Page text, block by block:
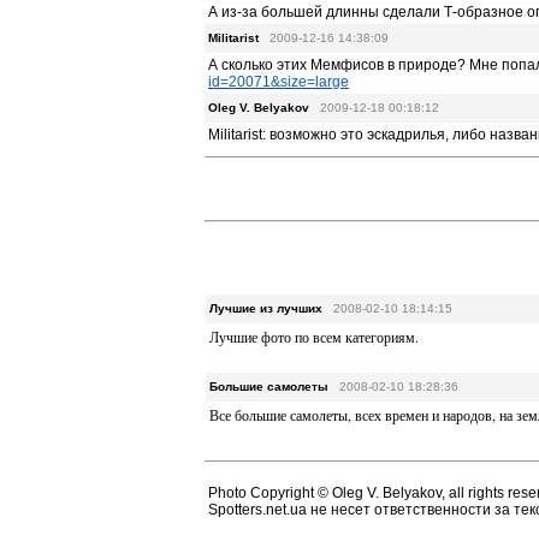
А из-за большей длинны сделали Т-образное
Militarist 2009-12-16 14:38:09
А сколько этих Мемфисов в природе? Мне
id=20071&size=large
Oleg V. Belyakov 2009-12-18 00:18:12
Militarist: возможно это эскадрилья, либо
Лучшие из лучших 2008-02-10 18:14:15
Лучшие фото по всем категориям.
Большие самолеты 2008-02-10 18:28:36
Все большие самолеты, всех времен и народов, на
Photo Copyright © Oleg V. Belyakov, all rights
Spotters.net.ua не несет ответственности за